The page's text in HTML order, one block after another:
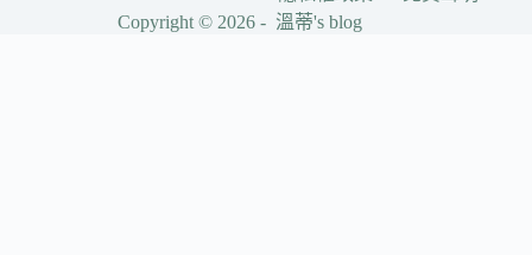
Copyright © 2026 - 溫蒂's blog